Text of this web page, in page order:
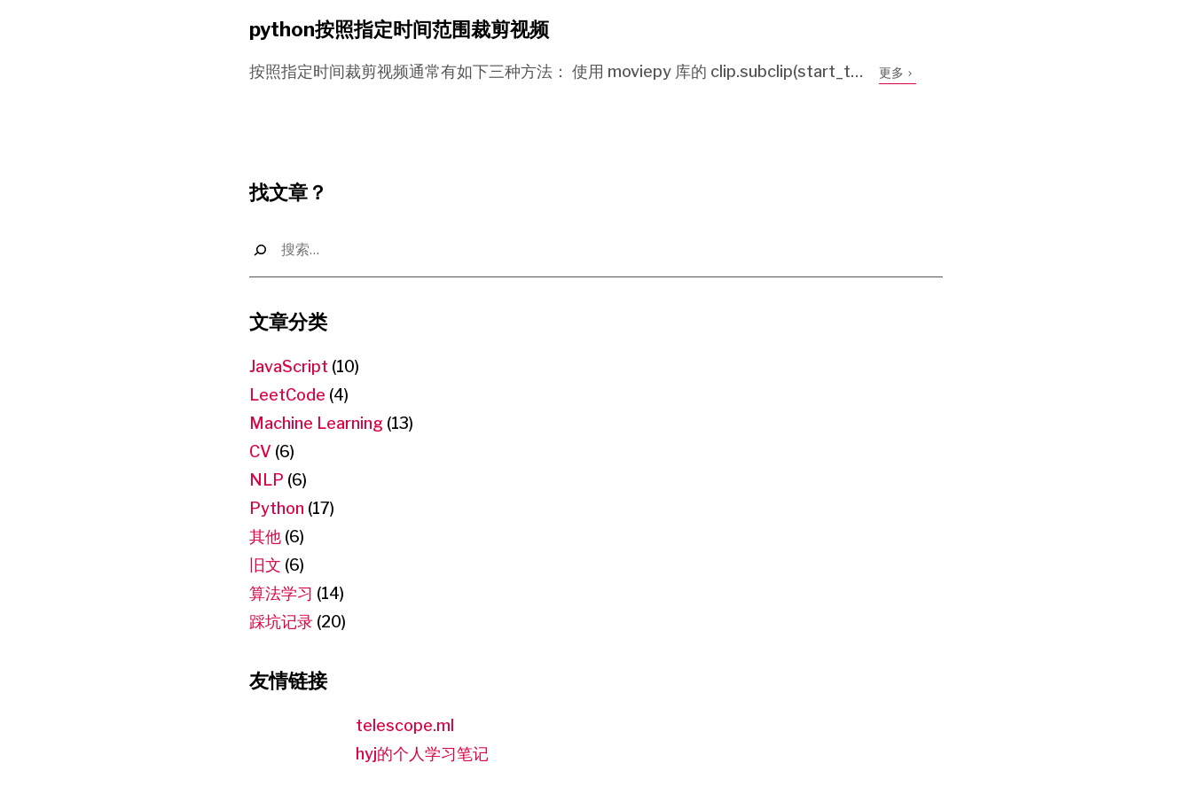
python按照指定时间范围裁剪视频
按照指定时间裁剪视频通常有如下三种方法： 使用 moviepy 库的 clip.subclip(start_t… 更多
找文章？
文章分类
JavaScript (10)
LeetCode (4)
Machine Learning (13)
CV (6)
NLP (6)
Python (17)
其他 (6)
旧文 (6)
算法学习 (14)
踩坑记录 (20)
友情链接
telescope.ml
hyj的个人学习笔记